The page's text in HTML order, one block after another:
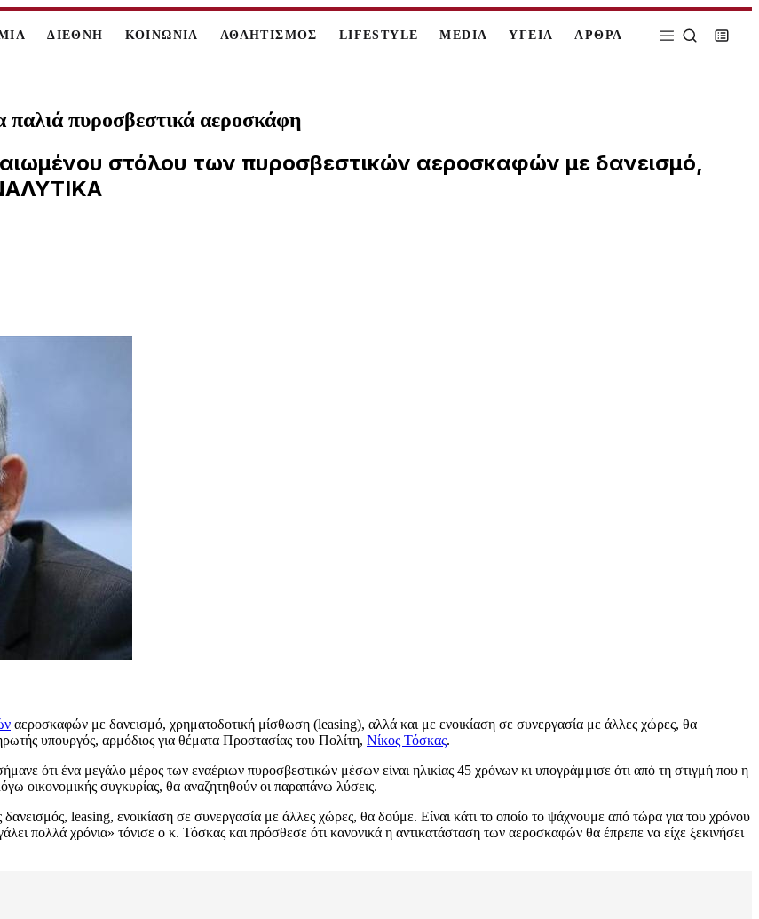
ΔΙΕΘΝΗ ΚΟΙΝΩΝΙΑ ΑΘΛΗΤΙΣΜΟΣ LIFESTYLE MEDIA ΥΓΕΙΑ ΑΡΘΡΑ
πυροσβεστικά αεροσκάφη
στόλου των πυροσβεστικών αεροσκαφών με δανεισμό,
αεροσκαφών με δανεισμό, χρηματοδοτική μίσθωση (leasing), αλλά και με ενοικίαση σε συνεργασία με άλλες χώρες, θα
υπουργός, αρμόδιος για θέματα Προστασίας του Πολίτη, Νίκος Τόσκας.
ότι ένα μεγάλο μέρος των εναέριων πυροσβεστικών μέσων είναι ηλικίας 45 χρόνων κι υπογράμμισε ότι από τη στιγμή που η
οικονομικής συγκυρίας, θα αναζητηθούν οι παραπάνω λύσεις.
leasing, ενοικίαση σε συνεργασία με άλλες χώρες, θα δούμε. Είναι κάτι το οποίο το ψάχνουμε από τώρα για του χρόνου
πολλά χρόνια» τόνισε ο κ. Τόσκας και πρόσθεσε ότι κανονικά η αντικατάσταση των αεροσκαφών θα έπρεπε να είχε ξεκινήσει